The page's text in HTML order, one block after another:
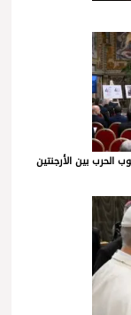
الحرب بين الأرجنتين